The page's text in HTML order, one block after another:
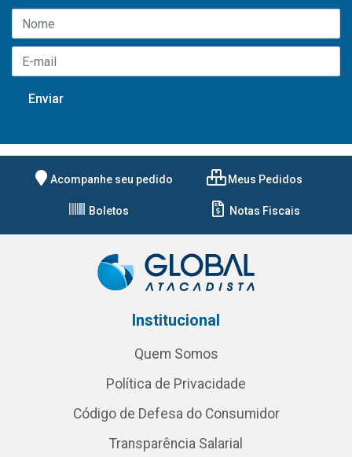
Acompanhe seu pedido Meus Pedidos
Boletos Notas Fiscais
Institucional
Quem Somos
Política de Privacidade
Código de Defesa do Consumidor
Transparência Salarial